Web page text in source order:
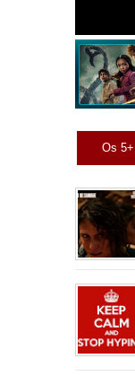
Os 5+